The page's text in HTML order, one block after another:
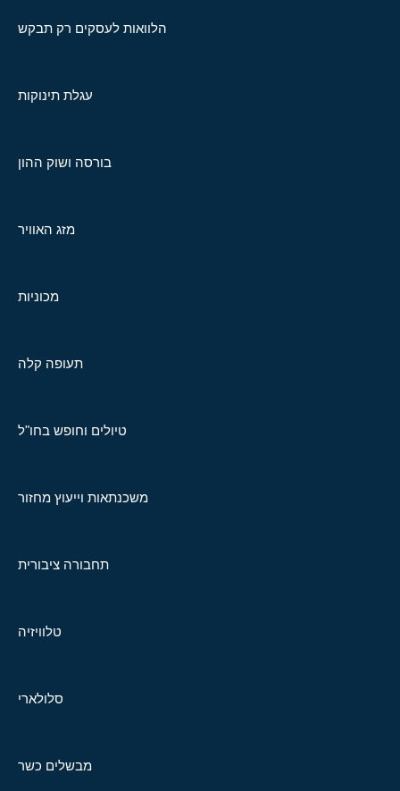
הלוואות לעסקים רק תבקש
עגלת תינוקות
בורסה ושוק ההון
מזג האוויר
מכוניות
תעופה קלה
טיולים וחופש בחו"ל
משכנתאות וייעוץ מחזור
תחבורה ציבורית
טלוויזיה
סלולארי
מבשלים כשר